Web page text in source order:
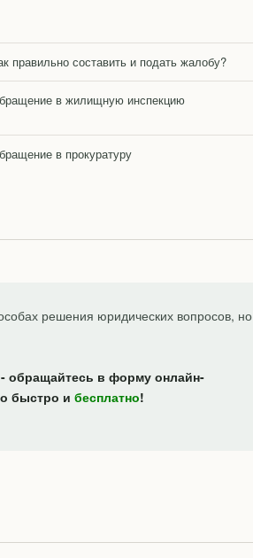
правильно составить и подать жалобу?
в жилищную инспекцию
в прокуратуру
решения юридических вопросов, но
обращайтесь в форму онлайн-
быстро и бесплатно!